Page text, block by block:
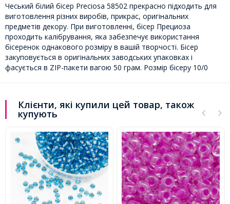
Чеський білий бісер Preciosa 58502 прекрасно підходить для
виготовлення різних виробів, прикрас, оригінальних
предметів декору. При виготовленні, бісер Прециоза
проходить калібрування, яка забезпечує використання
бісеренок однакового розміру в вашій творчості. Бісер
закуповується в оригінальних заводських упаковках і
фасується в ZIP-пакети вагою 50 грам. Розмір бісеру 10/0
Клієнти, які купили цей товар, також
купують